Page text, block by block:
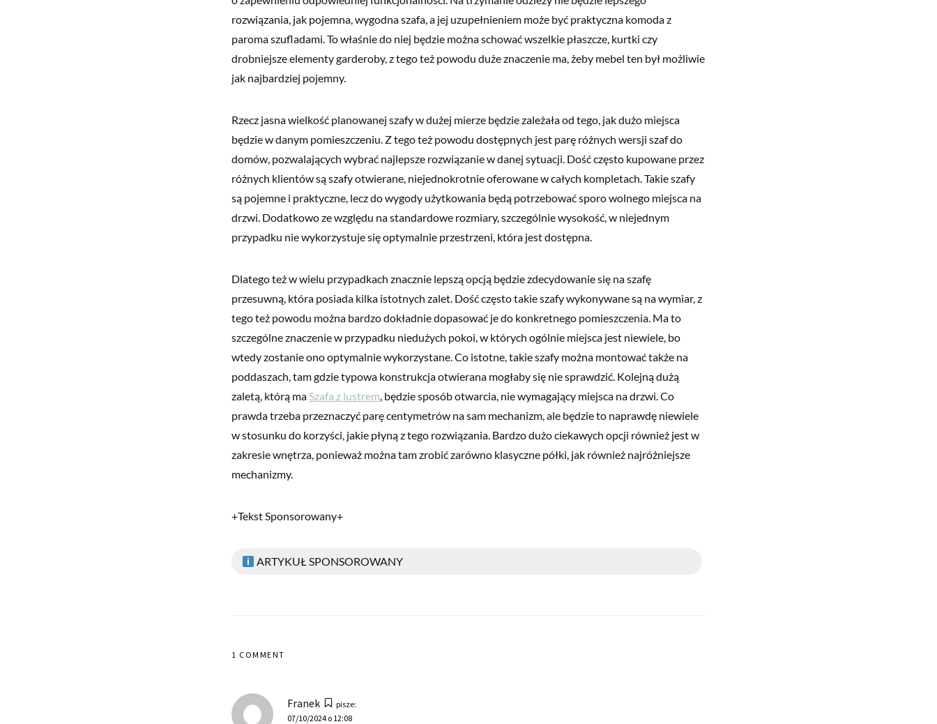
rozwiązania, jak pojemna, wygodna szafa, a jej uzupełnieniem może być praktyczna komoda z
paroma szufladami. To właśnie do niej będzie można schować wszelkie płaszcze, kurtki czy
drobniejsze elementy garderoby, z tego też powodu duże znaczenie ma, żeby mebel ten był możliwie
jak najbardziej pojemny.
Rzecz jasna wielkość planowanej szafy w dużej mierze będzie zależała od tego, jak dużo miejsca
będzie w danym pomieszczeniu. Z tego też powodu dostępnych jest parę różnych wersji szaf do
domów, pozwalających wybrać najlepsze rozwiązanie w danej sytuacji. Dość często kupowane przez
różnych klientów są szafy otwierane, niejednokrotnie oferowane w całych kompletach. Takie szafy
są pojemne i praktyczne, lecz do wygody użytkowania będą potrzebować sporo wolnego miejsca na
drzwi. Dodatkowo ze względu na standardowe rozmiary, szczególnie wysokość, w niejednym
przypadku nie wykorzystuje się optymalnie przestrzeni, która jest dostępna.
Dlatego też w wielu przypadkach znacznie lepszą opcją będzie zdecydowanie się na szafę
przesuwną, która posiada kilka istotnych zalet. Dość często takie szafy wykonywane są na wymiar, z
tego też powodu można bardzo dokładnie dopasować je do konkretnego pomieszczenia. Ma to
szczególne znaczenie w przypadku niedużych pokoi, w których ogólnie miejsca jest niewiele, bo
wtedy zostanie ono optymalnie wykorzystane. Co istotne, takie szafy można montować także na
poddaszach, tam gdzie typowa konstrukcja otwierana mogłaby się nie sprawdzić. Kolejną dużą
zaletą, którą maSzafa z lustrem, będzie sposób otwarcia, nie wymagający miejsca na drzwi. Co
prawda trzeba przeznaczyć parę centymetrów na sam mechanizm, ale będzie to naprawdę niewiele
w stosunku do korzyści, jakie płyną z tego rozwiązania. Bardzo dużo ciekawych opcji również jest w
zakresie wnętrza, ponieważ można tam zrobić zarówno klasyczne półki, jak również najróżniejsze
mechanizmy.
+Tekst Sponsorowany+
ARTYKUŁ SPONSOROWANY
1 COMMENT
Franek
pisze:
07/10/2024 o 12:08